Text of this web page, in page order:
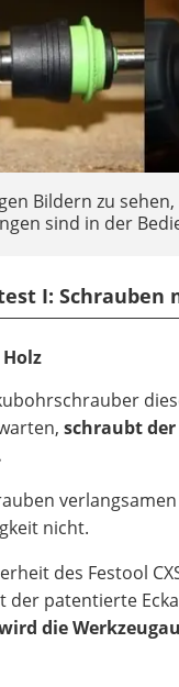
Bildern zu
sind in der
I: Schrauben
schraubt der
nicht.
des Festool
der patentierte
die